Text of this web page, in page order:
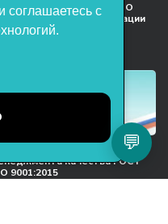
участника ООО
«ЭнергияЛаб» ассоциации
индустрии
сертификат
качества ГОСТ
9001:2015
соглашаетесь с
💬